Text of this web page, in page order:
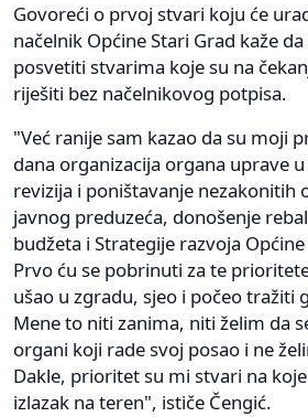
Govoreći o prvoj stvari koju će
načelnik Općine Stari Grad kaže
posvetiti stvarima koje su na
riješiti bez načelnikovog potpisa.
"Već ranije sam kazao da su moji
dana organizacija organa uprave
revizija i poništavanje nezakonitih
javnog preduzeća, donošenje
budžeta i Strategije razvoja
Prvo ću se pobrinuti za te
ušao u zgradu, sjeo i počeo tražiti
Mene to niti zanima, niti želim da
organi koji rade svoj posao i ne
Dakle, prioritet su mi stvari na
izlazak na teren", ističe Čengić.